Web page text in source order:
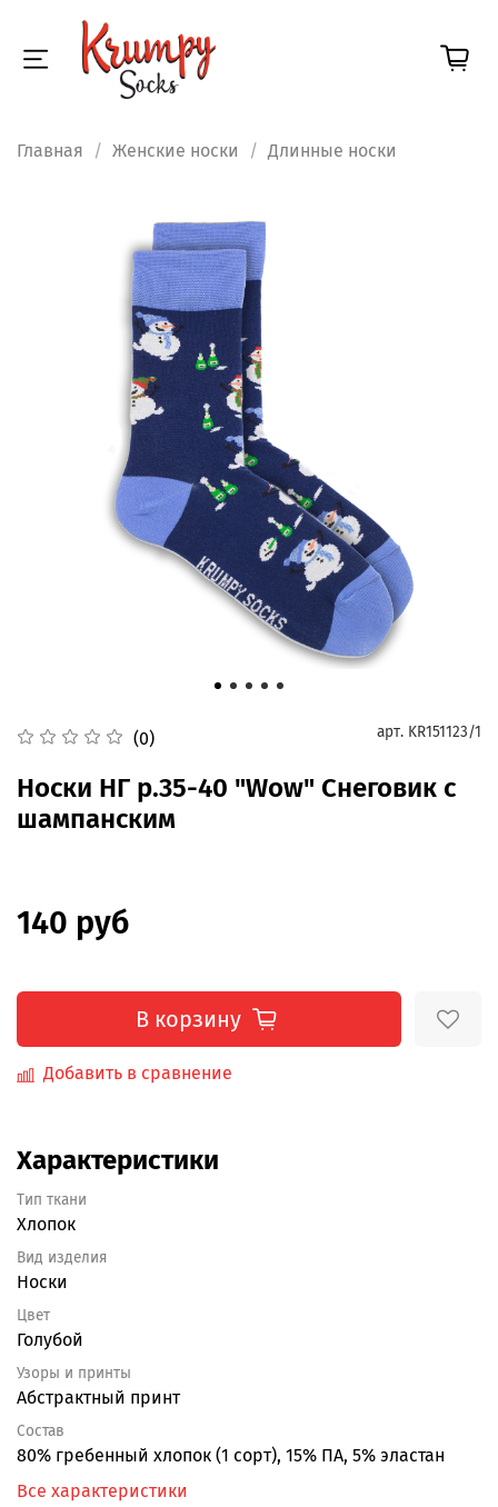
Главная Женские носки Длинные носки
(0) арт. KR151123/1
Носки НГ р.35-40 "Wow" Снеговик с
шампанским
140 руб
В корзину
Добавить в сравнение
Характеристики
Тип ткани
Хлопок
Вид изделия
Носки
Цвет
Голубой
Узоры и принты
Абстрактный принт
Состав
80% гребенный хлопок (1 сорт), 15% ПА, 5% эластан
Все характеристики